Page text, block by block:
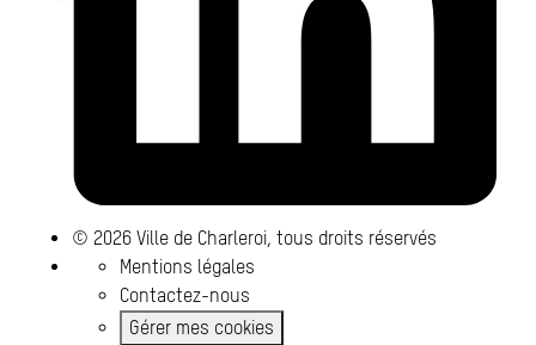
© 2026 Ville de Charleroi, tous droits réservés
Mentions légales
Contactez-nous
Gérer mes cookies